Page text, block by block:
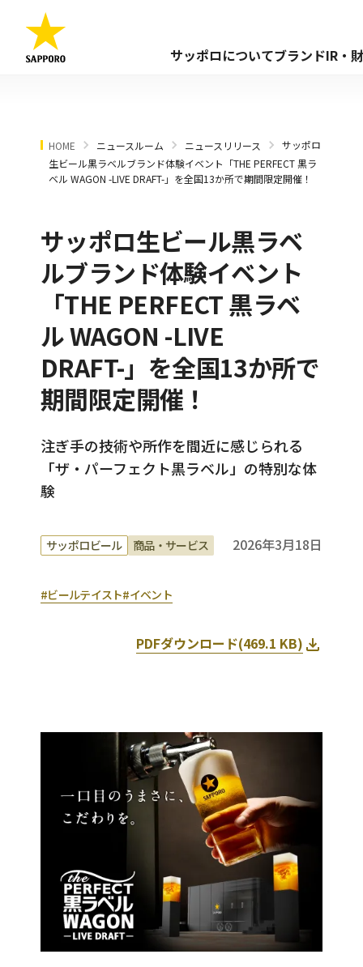
サッポロについてブランドIR・
HOME ニュースルーム ニュースリリース
サッポロ
生ビール黒ラベルブランド体験イベント「THE PERFECT 黒ラ
ベル WAGON -LIVE DRAFT-」を全国13か所で期間限定開催！
サッポロ生ビール黒ラベ
ルブランド体験イベント
「THE PERFECT 黒ラベ
ル WAGON -LIVE
DRAFT-」を全国13か所で
期間限定開催！
注ぎ手の技術や所作を間近に感じられる
「ザ・パーフェクト黒ラベル」の特別な体
験
サッポロビール 商品・サービス 2026年3月18日
#ビールテイスト#イベント
PDFダウンロード(469.1 KB)